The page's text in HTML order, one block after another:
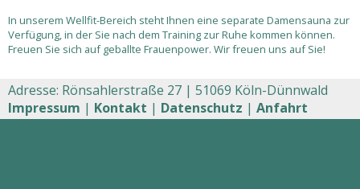
In unserem Wellfit-Bereich steht Ihnen eine separate Damensauna zur
Verfügung, in der Sie nach dem Training zur Ruhe kommen können.
Freuen Sie sich auf geballte Frauenpower. Wir freuen uns auf Sie!
Adresse: Rönsahlerstraße 27 | 51069 Köln-Dünnwald
Impressum | Kontakt | Datenschutz | Anfahrt